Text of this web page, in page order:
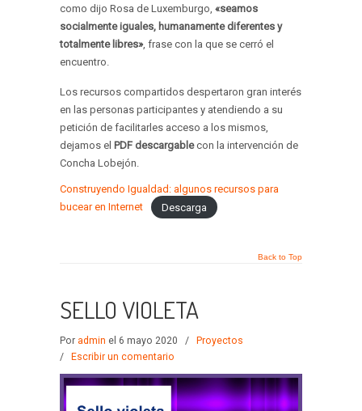
como dijo Rosa de Luxemburgo, «seamos
socialmente iguales, humanamente diferentes y
totalmente libres», frase con la que se cerró el
encuentro.
Los recursos compartidos despertaron gran interés
en las personas participantes y atendiendo a su
petición de facilitarles acceso a los mismos,
dejamos el PDF descargablecon la intervención de
Concha Lobejón.
Construyendo Igualdad: algunos recursos para
bucear en Internet
Descarga
Back to Top
SELLO VIOLETA
Por admin el 6 mayo 2020 /
Proyectos
/ Escribir un comentario